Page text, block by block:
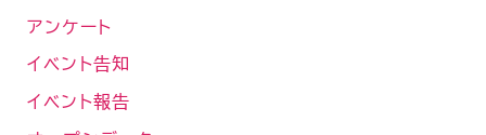
アンケート
イベント告知
イベント報告